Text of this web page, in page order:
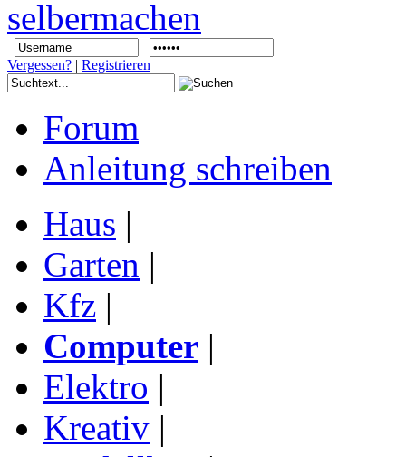
Vergessen? | Registrieren
Forum
Anleitung schreiben
Haus |
Garten |
Kfz |
Computer |
Elektro |
Kreativ |